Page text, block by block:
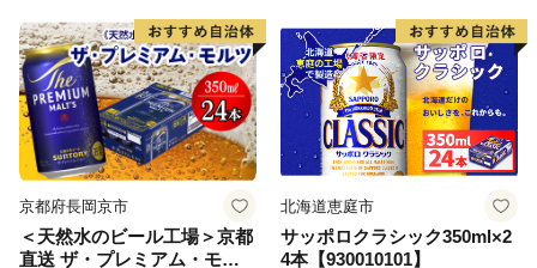
口 送料無料 カメイ 本宮市
【07214-0206】
京都府長岡京市
＜天然水のビール工場＞京都
直送 ザ・プレミアム・モル
北海道恵庭市
サッポロクラシック350ml×2
4本【930010101】